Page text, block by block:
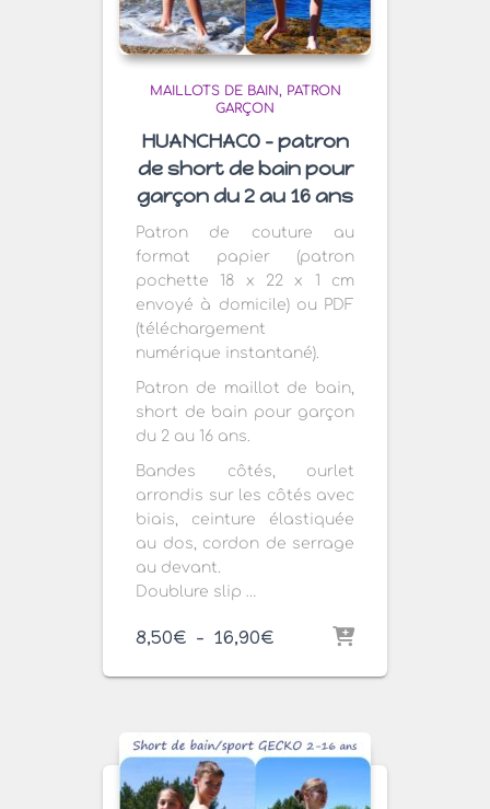
MAILLOTS DE BAIN
PATRON
GARÇON
HUANCHACO – patron
de short de bain pour
garçon du 2 au 16 ans
Patron de couture au
format papier (patron
pochette 18 x 22 x 1 cm
envoyé à domicile) ou PDF
(téléchargement
numérique instantané).
Patron de maillot de bain,
short de bain pour garçon
du 2 au 16 ans.
Bandes côtés, ourlet
arrondis sur les côtés avec
biais, ceinture élastiquée
au dos, cordon de serrage
au devant.
Doublure slip …
8,50€ – 16,90€
prix :
16,90€